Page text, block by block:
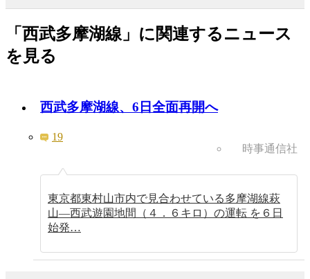
「西武多摩湖線」に関連するニュース
を見る
西武多摩湖線、6日全面再開へ
19
時事通信社
東京都東村山市内で見合わせている多摩湖線萩
山—西武遊園地間（４．６キロ）の運転 を６日
始発…